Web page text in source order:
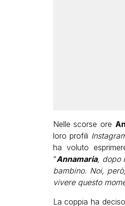
Nelle scorse ore
loro profili
ha voluto
“Annamaria, dopo
bambino. Noi,
vivere questo
La coppia ha